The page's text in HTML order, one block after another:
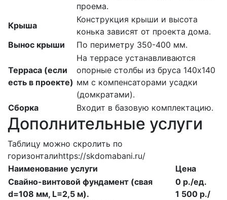
проема.
Крыша
Конструкция крыши и высота
конька зависят от проекта дома.
Вынос крыши
По периметру 350-400 мм.
Терраса (если
есть в проекте)
На террасе устанавливаются
опорные столбы из бруса 140х140
мм с компенсаторами усадки
(домкратами).
Сборка
Входит в базовую комплектацию.
Дополнительные услуги
Таблицу можно скролить по
горизонталиhttps://skdomabani.ru/
Наименование услуги
Цена
Свайно-винтовой фундамент (свая
d=108 мм, L=2,5 м).
0 р./ед.
1 500 р./